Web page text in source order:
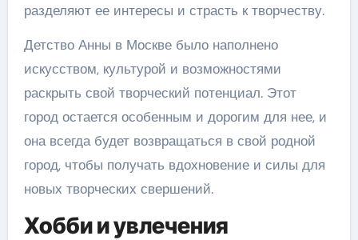
разделяют ее интересы и страсть к творчеству.
Детство Анны в Москве было наполнено
искусством, культурой и возможностями
раскрыть свой творческий потенциал. Этот
город остается особенным и дорогим для нее, и
она всегда будет возвращаться в свой родной
город, чтобы получать вдохновение и силы для
новых творческих свершений.
Хобби и увлечения